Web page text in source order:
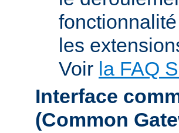
les
Voir la FAQ
Interface
(Common